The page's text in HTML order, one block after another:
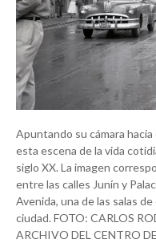
Apuntando su cámara
esta escena de la vida
siglo XX. La imagen
entre las calles Junín y
Avenida, una de las salas
ciudad. FOTO: CARLOS
ARCHIVO DEL CENTRO